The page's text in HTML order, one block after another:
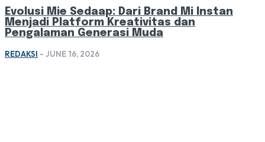
Evolusi Mie Sedaap: Dari Brand Mi Instan
Menjadi Platform Kreativitas dan
Pengalaman Generasi Muda
REDAKSI - JUNE 16, 2026